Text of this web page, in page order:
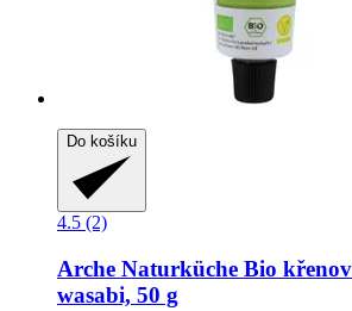
Do košíku
4.5 (2)
Arche Naturküche Bio
wasabi, 50 g